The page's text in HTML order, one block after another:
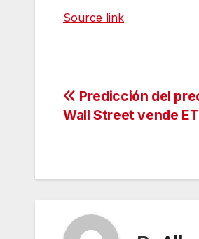
Source link
Navegación
Predicción del
Wall Street vende